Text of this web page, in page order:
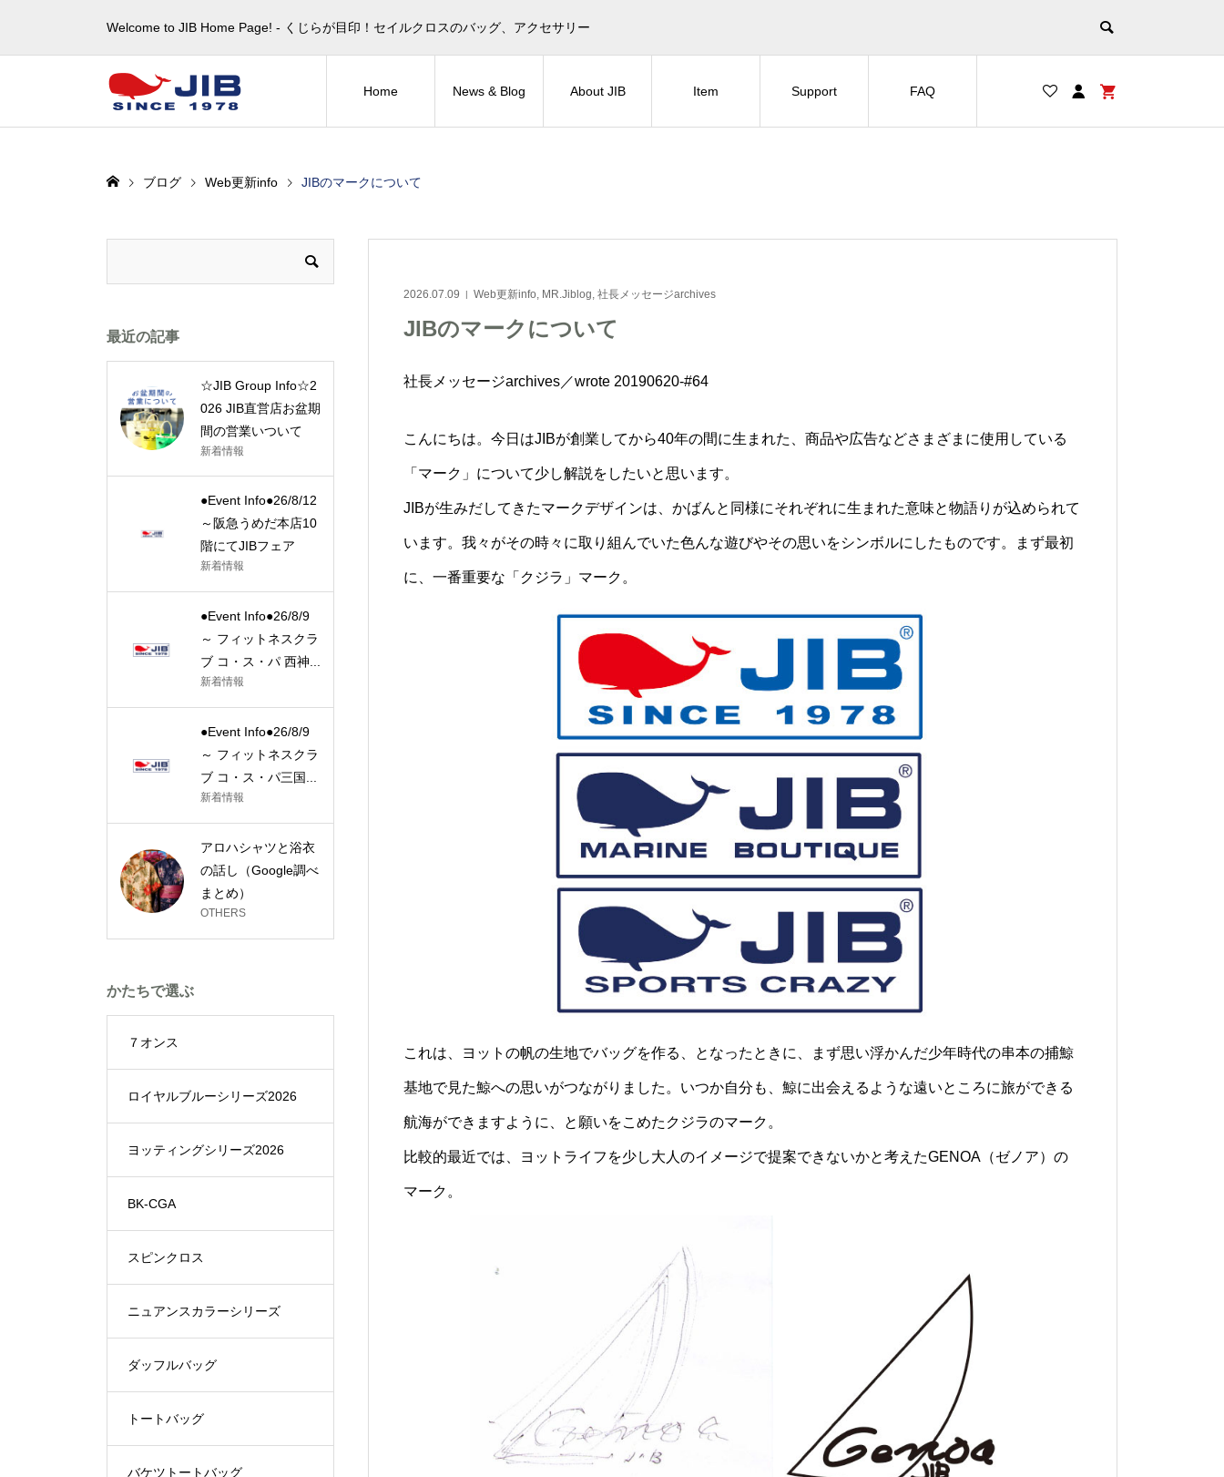
Welcome to JIB Home Page! ‐ くじらが目印！セイルクロスのバッグ、アクセサリー
Home News & Blog About JIB Item Support FAQ
ブログ Web更新info JIBのマークについて
2026.07.09 Web更新info, MR.Jiblog, 社長メッセージarchives
JIBのマークについて
社長メッセージarchives／wrote 20190620-#64
こんにちは。今日はJIBが創業してから40年の間に生まれた、商品や広告などさまざまに使用している
「マーク」について少し解説をしたいと思います。
JIBが生みだしてきたマークデザインは、かばんと同様にそれぞれに生まれた意味と物語りが込められて
います。我々がその時々に取り組んでいた色んな遊びやその思いをシンボルにしたものです。まず最初
に、一番重要な「クジラ」マーク。
これは、ヨットの帆の生地でバッグを作る、となったときに、まず思い浮かんだ少年時代の串本の捕鯨
基地で見た鯨への思いがつながりました。いつか自分も、鯨に出会えるような遠いところに旅ができる
航海ができますように、と願いをこめたクジラのマーク。
比較的最近では、ヨットライフを少し大人のイメージで提案できないかと考えたGENOA（ゼノア）の
マーク。
最近の記事
☆JIB Group Info☆2
026 JIB直営店お盆期
間の営業いついて
新着情報
●Event Info●26/8/12
～阪急うめだ本店10
階にてJIBフェア
新着情報
●Event Info●26/8/9
～ フィットネスクラ
ブ コ・ス・パ 西神...
新着情報
●Event Info●26/8/9
～ フィットネスクラ
ブ コ・ス・パ三国...
新着情報
アロハシャツと浴衣
の話し（Google調べ
まとめ）
OTHERS
かたちで選ぶ
７オンス
ロイヤルブルーシリーズ2026
ヨッティングシリーズ2026
BK-CGA
スピンクロス
ニュアンスカラーシリーズ
ダッフルバッグ
トートバッグ
バケツトートバッグ